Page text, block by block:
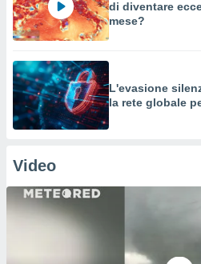
di diventare
mese?
L'evasione
la rete globale
Video